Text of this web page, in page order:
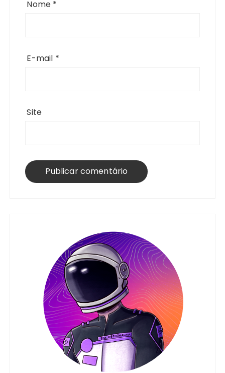
Nome *
E-mail *
Site